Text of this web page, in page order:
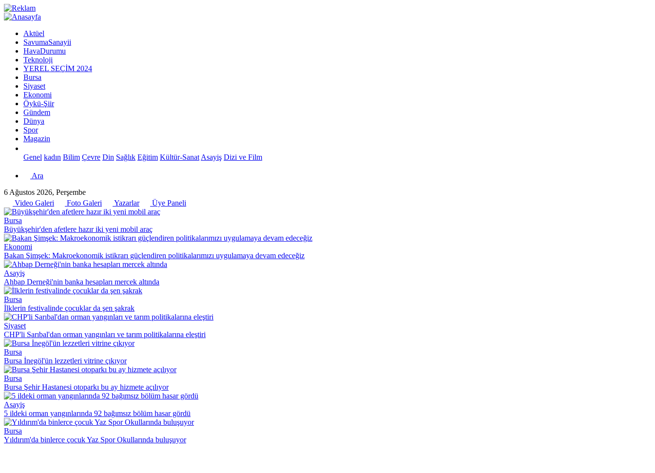
Aktüel
SavumaSanayii
HavaDurumu
Teknoloji
YEREL SEÇİM 2024
Bursa
Siyaset
Ekonomi
Öykü-Şiir
Gündem
Dünya
Spor
Magazin
Genel kadın Bilim Çevre Din Sağlık Eğitim Kültür-Sanat Asayiş Dizi ve Film
Ara
6 Ağustos 2026, Perşembe
Video Galeri
Foto Galeri Yazarlar Üye Paneli
Bursa
Büyükşehir'den afetlere hazır iki yeni mobil araç
Ekonomi
Bakan Şimşek: Makroekonomik istikrarı güçlendiren politikalarımızı uygulamaya devam edeceğiz
Asayiş
Ahbap Derneği'nin banka hesapları mercek altında
Bursa
İlklerin festivalinde çocuklar da şen şakrak
Siyaset
CHP'li Sarıbal'dan orman yangınları ve tarım politikalarına eleştiri
Bursa
Bursa İnegöl'ün lezzetleri vitrine çıkıyor
Bursa
Bursa Şehir Hastanesi otoparkı bu ay hizmete açılıyor
Asayiş
5 ildeki orman yangınlarında 92 bağımsız bölüm hasar gördü
Bursa
Yıldırım'da binlerce çocuk Yaz Spor Okullarında buluşuyor